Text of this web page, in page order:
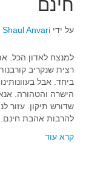
חינם
על ידי Shaul Anvari
למנצח לאדון הכל.
רצית שנקריב
ביחד. אבל
הישרה והטהורה.
שדורש תיקון. עזור
להרבות אהבת חינם.
קרא עוד